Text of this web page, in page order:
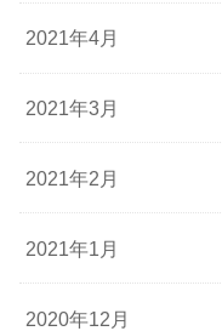
2021年4月
2021年3月
2021年2月
2021年1月
2020年12月